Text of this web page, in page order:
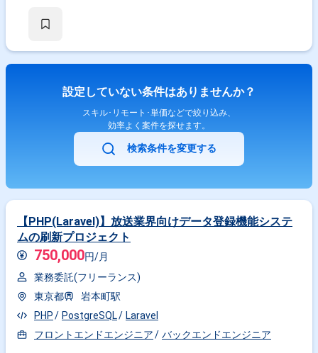
ロジェクトを主体的に推進することにやりがいを感じる方を求めていま
ションです。 【ポジションの魅力】 障害福祉領域向けのSaaS開発に携わ
です。 フロントエンドの設計から実装、運用まで一気通貫で関われるた
め、裁量を持って技術選定やアーキテクチャ設計に関与していただけま
す。 既存プロダクトの改善や技術的負債の解消にも取り組めるため、中長
期的なプロダクト品質向上に寄与できる環境です。 【開発環境】 フロン
トエンドはReact/TypeScript/reduxを用いた環境で開発を行います。 バッ
設定していない条件はありませんか？
スキル･リモート･単価などで絞り込み、
効率よく案件を探せます。
検索条件を変更する
【PHP(Laravel)】放送業界向けデータ登録機能システ
ムの刷新プロジェクト
750,000円/月
業務委託(フリーランス)
東京都
岩本町駅
PHP
PostgreSQL
Laravel
フロントエンドエンジニア
バックエンドエンジニア